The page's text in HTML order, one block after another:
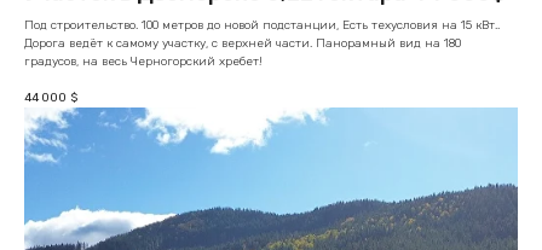
Под строительство. 100 метров до новой подстанции, Есть техусловия на 15 кВт..
Дорога ведёт к самому участку, с верхней части. Панорамный вид на 180
градусов, на весь Черногорский хребет!
44 000 $